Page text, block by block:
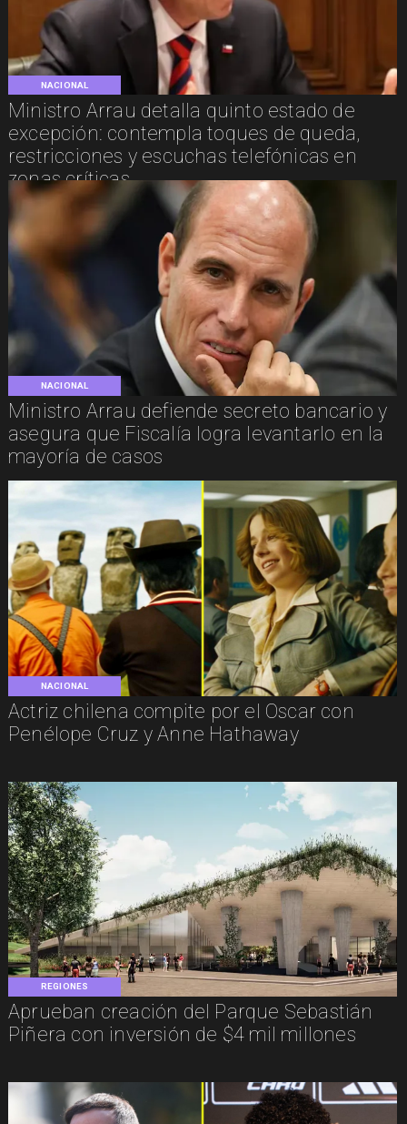
NACIONAL
Ministro Arrau detalla quinto estado de
excepción: contempla toques de queda,
restricciones y escuchas telefónicas en
zonas críticas
NACIONAL
Ministro Arrau defiende secreto bancario y
asegura que Fiscalía logra levantarlo en la
mayoría de casos
NACIONAL
Actriz chilena compite por el Oscar con
Penélope Cruz y Anne Hathaway
REGIONES
Aprueban creación del Parque Sebastián
Piñera con inversión de $4 mil millones